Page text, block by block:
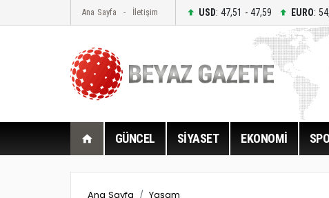
Ana Sayfa İletişim USD: 47,51 - 47,59 EURO:
GÜNCEL SİYASET EKONOMİ
Ana Sayfa Yaşam